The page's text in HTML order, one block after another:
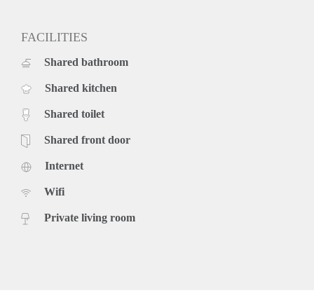
FACILITIES
Shared bathroom
Shared kitchen
Shared toilet
Shared front door
Internet
Wifi
Private living room